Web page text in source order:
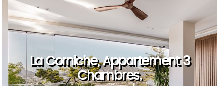
La Corniche, Appartement 3
Chambres.